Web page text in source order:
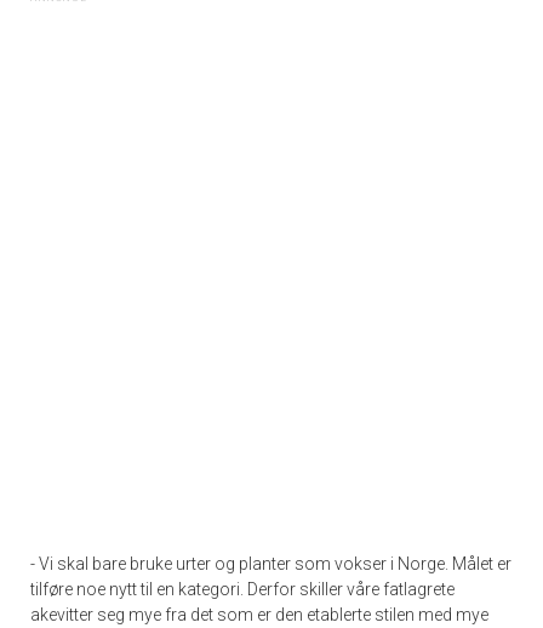
- Vi skal bare bruke urter og planter som vokser i Norge. Målet er
tilføre noe nytt til en kategori. Derfor skiller våre fatlagrete
akevitter seg mye fra det som er den etablerte stilen med mye